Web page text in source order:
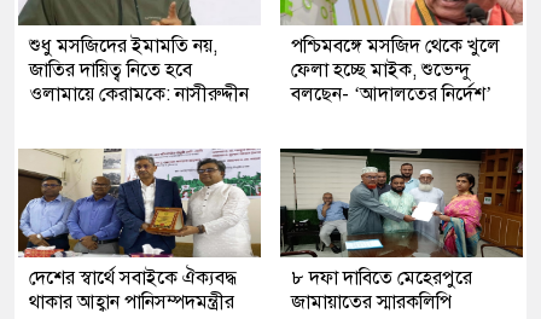
শুধু মসজিদের ইমামতি নয়,
জাতির দায়িত্ব নিতে হবে
ওলামায়ে কেরামকে: নাসীরুদ্দীন
পশ্চিমবঙ্গে মসজিদ থেকে খুলে
ফেলা হচ্ছে মাইক, শুভেন্দু
বলছেন- ‘আদালতের নির্দেশ’
দেশের স্বার্থে সবাইকে ঐক্যবদ্ধ
থাকার আহ্বান পানিসম্পদমন্ত্রীর
৮ দফা দাবিতে মেহেরপুরে
জামায়াতের স্মারকলিপি